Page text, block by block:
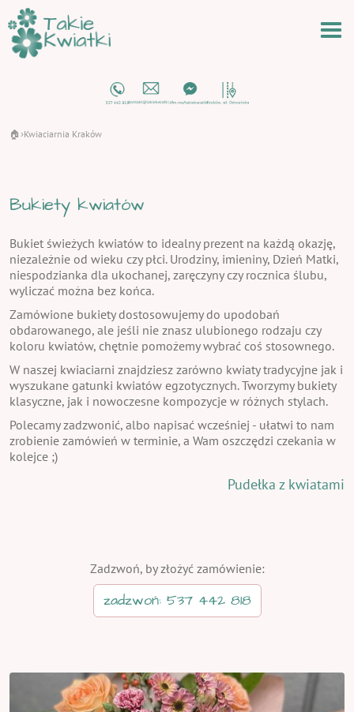
🏠 ›Kwiaciarnia Kraków
Bukiety kwiatów
Bukiet świeżych kwiatów to idealny prezent na każdą okazję,
niezależnie od wieku czy płci. Urodziny, imieniny, Dzień Matki,
niespodzianka dla ukochanej, zaręczyny czy rocznica ślubu,
wyliczać można bez końca.
Zamówione bukiety dostosowujemy do upodobań
obdarowanego, ale jeśli nie znasz ulubionego rodzaju czy
koloru kwiatów, chętnie pomożemy wybrać coś stosownego.
W naszej kwiaciarni znajdziesz zarówno kwiaty tradycyjne jak i
wyszukane gatunki kwiatów egzotycznych. Tworzymy bukiety
klasyczne, jak i nowoczesne kompozycje w różnych stylach.
Polecamy zadzwonić, albo napisać wcześniej - ułatwi to nam
zrobienie zamówień w terminie, a Wam oszczędzi czekania w
kolejce ;)
Pudełka z kwiatami
Zadzwoń, by złożyć zamówienie:
zadzwoń: 537 442 818